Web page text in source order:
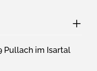
Pullach im Isartal